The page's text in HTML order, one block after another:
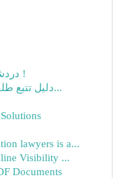
دردشة بنوتة : دردشة رائعة مع حبيبتك !
دليل تتبع طلبك المساعدة الاجتماعية المباشر...
lawyers is a...
Visibility ...
Documents